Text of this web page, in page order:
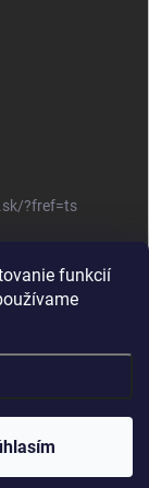
funkcií
?fref=ts
| Upraviť nastavenie